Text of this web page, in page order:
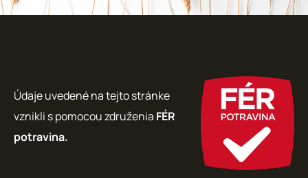
Údaje uvedené na tejto stránke
vznikli s pomocou združenia FÉR
potravina.